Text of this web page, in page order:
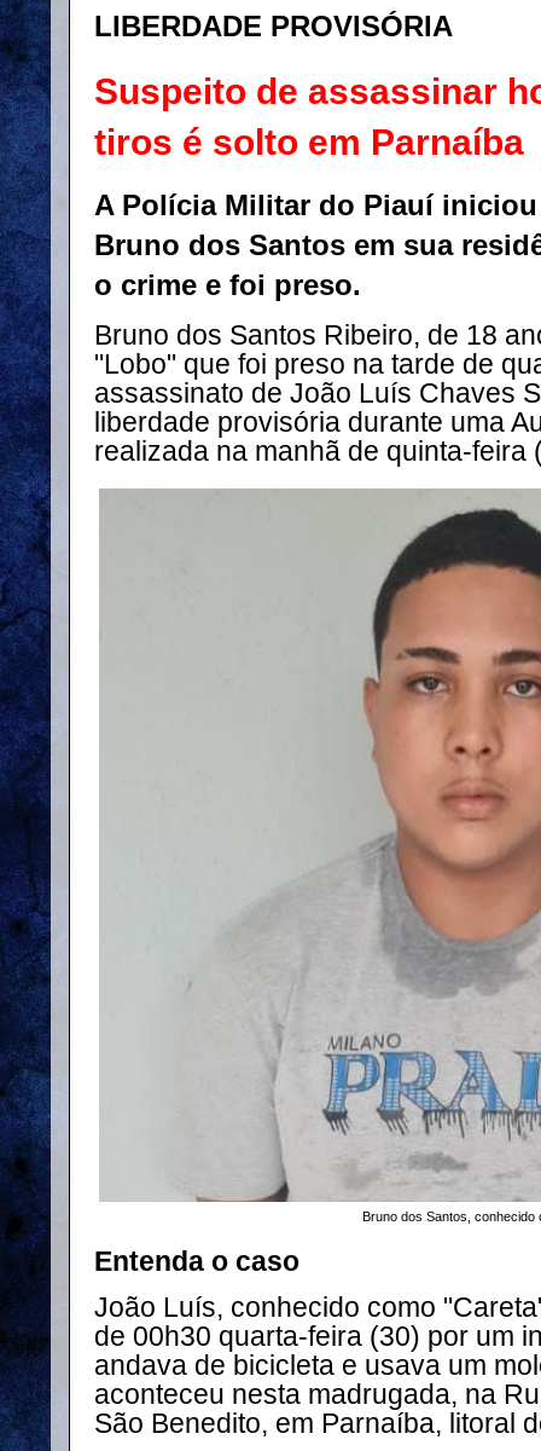
LIBERDADE PROVISÓRIA
Suspeito de assassinar
tiros é solto em Parnaíba
A Polícia Militar do Piauí
Bruno dos Santos em sua
o crime e foi preso.
Bruno dos Santos Ribeiro, de 18
"Lobo" que foi preso na tarde de
assassinato de João Luís Chaves
liberdade provisória durante uma
realizada na manhã de quinta-feira
Bruno dos Santos, conhecido
Entenda o caso
João Luís, conhecido como
de 00h30 quarta-feira (30) por um
andava de bicicleta e usava um
aconteceu nesta madrugada, na
São Benedito, em Parnaíba, litoral